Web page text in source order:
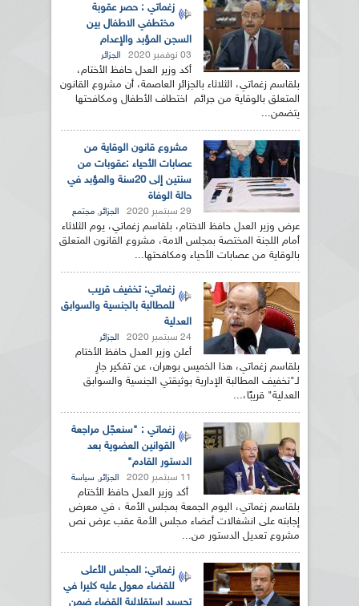
زغماتي : حصر عقوبة
مختطفي الاطفال بين
السجن المؤبد والإعدام
03 نوفمبر 2020 الجزائر
أكد وزير العدل حافظ الأختام،
بلقاسم زغماتي، الثلاثاء بالجزائر العاصمة، أن مشروع القانون
المتعلق بالوقاية من جرائم اختطاف الأطفال ومكافحتها
يتضمن...
مشروع قانون الوقاية من
عصابات الأحياء :عقوبات من
سنتين إلى 20سنة والمؤبد في
حالة الوفاة
29 سبتمبر 2020 الجزائر, مجتمع
عرض وزير العدل حافظ الاختام، بلقاسم زغماتي، يوم الثلاثاء
أمام اللجنة المختصة بمجلس الامة، مشروع القانون المتعلق
بالوقاية من عصابات الأحياء ومكافحتها...
زغماتي: تخفيف قريب
للمطالبة بالجنسية والسوابق
العدلية
24 سبتمبر 2020 الجزائر
أعلن وزير العدل حافظ الأختام
بلقاسم زغماتي، هذا الخميس بوهران، عن تفكير جارِ
لـ"تخفيف المطالبة الإدارية بوثيقتي الجنسية والسوابق
العدلية" قريبًا،...
زغماتي : "سنعجّل مراجعة
القوانين العضوية بعد
الدستور القادم"
11 سبتمبر 2020 الجزائر, سياسة
أكد وزير العدل حافظ الأختام
بلقاسم زغماتي، اليوم الجمعة بمجلس الأمة ، في معرض
إجابته على انشغالات أعضاء مجلس الأمة عقب عرض نص
مشروع تعديل الدستور من...
زغماتي: المجلس الأعلى
للقضاء معول عليه كثيرا في
تجسيد استقلالية القضاء ضمن